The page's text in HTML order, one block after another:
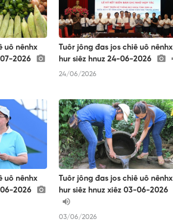
uô nênhx
2026
Tuôr jông đas jos chiê uô nênhx
hur siêz hnuz 24-06-2026
24/06/2026
uô nênhx
06-2026
Tuôr jông đas jos chiê uô nênhx
hur siêz hnuz xiêz 03-06-2026
03/06/2026